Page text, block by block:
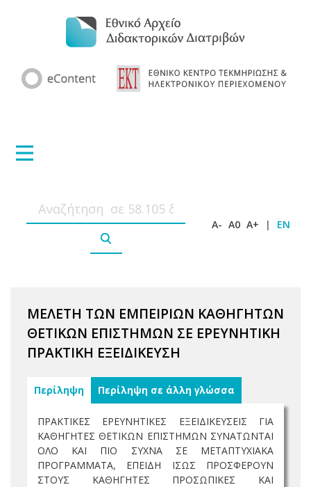
A- A0 A+ | EN
ΜΕΛΕΤΗ ΤΩΝ ΕΜΠΕΙΡΙΩΝ ΚΑΘΗΓΗΤΩΝ
ΘΕΤΙΚΩΝ ΕΠΙΣΤΗΜΩΝ ΣΕ ΕΡΕΥΝΗΤΙΚΗ
ΠΡΑΚΤΙΚΗ ΕΞΕΙΔΙΚΕΥΣΗ
Περίληψη Περίληψη σε άλλη γλώσσα
ΠΡΑΚΤΙΚΕΣ ΕΡΕΥΝΗΤΙΚΕΣ ΕΞΕΙΔΙΚΕΥΣΕΙΣ ΓΙΑ
ΚΑΘΗΓΗΤΕΣ ΘΕΤΙΚΩΝ ΕΠΙΣΤΗΜΩΝ ΣΥΝΑΤΩΝΤΑΙ
ΟΛΟ ΚΑΙ ΠΙΟ ΣΥΧΝΑ ΣΕ ΜΕΤΑΠΤΥΧΙΑΚΑ
ΠΡΟΓΡΑΜΜΑΤΑ, ΕΠΕΙΔΗ ΙΣΩΣ ΠΡΟΣΦΕΡΟΥΝ
ΣΤΟΥΣ ΚΑΘΗΓΗΤΕΣ ΠΡΟΣΩΠΙΚΕΣ ΚΑΙ